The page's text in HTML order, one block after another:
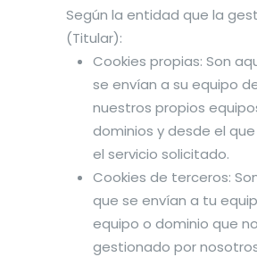
Según la entidad que la
(Titular):
Cookies propias: Son
se envían a su equipo
nuestros propios
dominios y desde el
el servicio solicitado.
Cookies de terceros:
que se envían a tu
equipo o dominio que
gestionado por